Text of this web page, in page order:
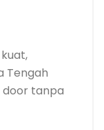
Tengah
tanpa